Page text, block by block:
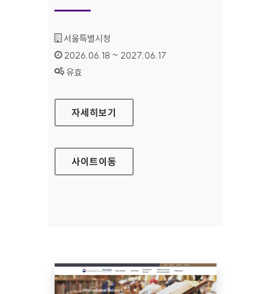
기관명 :
서울특별시청
인증기간 :
2026.06.18 ~ 2027.06.17
상태 :
유효
서울특별시 도로굴착복구시스템
자세히보기
사이트이동